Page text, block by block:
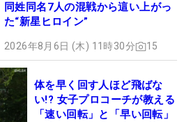
同姓同名7人の混戦から這い上がっ
た“新星ヒロイン”
2026年8月6日 (木) 11時30分 15
体を早く回す人ほど飛ばな
い!? 女子プロコーチが教える
「速い回転」と「早い回転」